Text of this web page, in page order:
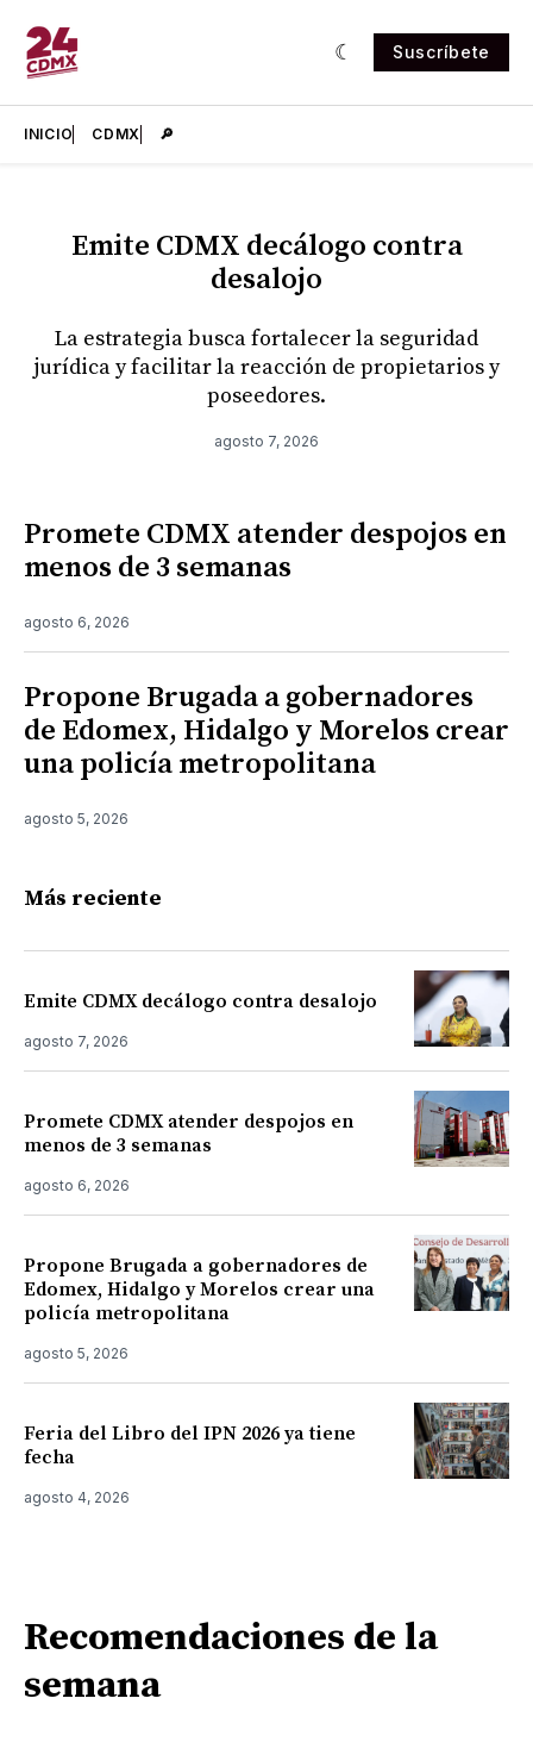
Suscríbete
INICIO CDMX 🔎
Presentado
Promete CDMX atender despojos en
menos de 3 semanas
agosto 6, 2026
Propone Brugada a gobernadores
de Edomex, Hidalgo y Morelos crear
una policía metropolitana
agosto 5, 2026
Emite CDMX decálogo contra
desalojo
La estrategia busca fortalecer la seguridad
jurídica y facilitar la reacción de propietarios y
poseedores.
agosto 7, 2026
Más reciente
Emite CDMX decálogo contra desalojo
agosto 7, 2026
Promete CDMX atender despojos en
menos de 3 semanas
agosto 6, 2026
Propone Brugada a gobernadores de
Edomex, Hidalgo y Morelos crear una
policía metropolitana
agosto 5, 2026
Feria del Libro del IPN 2026 ya tiene
fecha
agosto 4, 2026
Recomendaciones de la
semana